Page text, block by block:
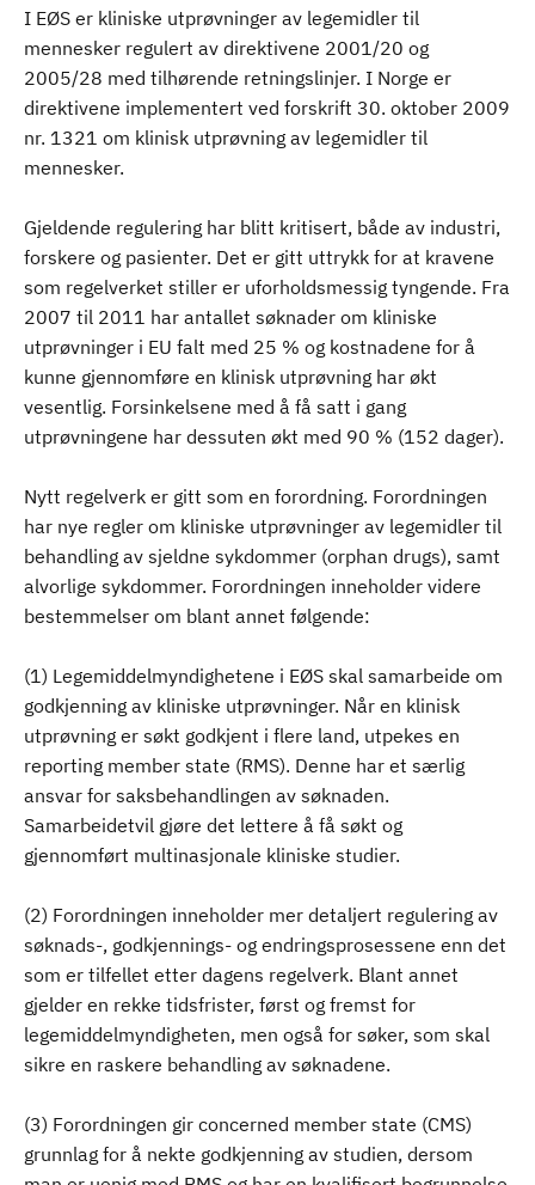
I EØS er kliniske utprøvninger av legemidler til
mennesker regulert av direktivene 2001/20 og
2005/28 med tilhørende retningslinjer. I Norge er
direktivene implementert ved forskrift 30. oktober 2009
nr. 1321 om klinisk utprøvning av legemidler til
mennesker.
Gjeldende regulering har blitt kritisert, både av industri,
forskere og pasienter. Det er gitt uttrykk for at kravene
som regelverket stiller er uforholdsmessig tyngende. Fra
2007 til 2011 har antallet søknader om kliniske
utprøvninger i EU falt med 25 % og kostnadene for å
kunne gjennomføre en klinisk utprøvning har økt
vesentlig. Forsinkelsene med å få satt i gang
utprøvningene har dessuten økt med 90 % (152 dager).
Nytt regelverk er gitt som en forordning. Forordningen
har nye regler om kliniske utprøvninger av legemidler til
behandling av sjeldne sykdommer (orphan drugs), samt
alvorlige sykdommer. Forordningen inneholder videre
bestemmelser om blant annet følgende:
(1) Legemiddelmyndighetene i EØS skal samarbeide om
godkjenning av kliniske utprøvninger. Når en klinisk
utprøvning er søkt godkjent i flere land, utpekes en
reporting member state (RMS). Denne har et særlig
ansvar for saksbehandlingen av søknaden.
Samarbeidetvil gjøre det lettere å få søkt og
gjennomført multinasjonale kliniske studier.
(2) Forordningen inneholder mer detaljert regulering av
søknads-, godkjennings- og endringsprosessene enn det
som er tilfellet etter dagens regelverk. Blant annet
gjelder en rekke tidsfrister, først og fremst for
legemiddelmyndigheten, men også for søker, som skal
sikre en raskere behandling av søknadene.
(3) Forordningen gir concerned member state (CMS)
grunnlag for å nekte godkjenning av studien, dersom